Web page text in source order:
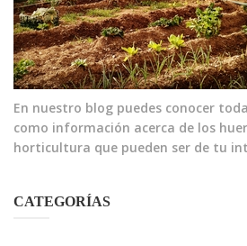
En nuestro blog puedes conocer
como información acerca de los
horticultura que pueden ser de tu
CATEGORÍAS